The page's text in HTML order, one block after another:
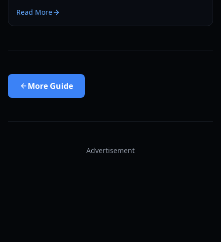
für die Veröffentlichung 2026.
Read More
More Guide
Advertisement